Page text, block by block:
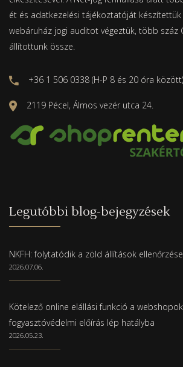
ét és adatkezelési tájékoztatóját
webáruház jogi auditot végeztük, több száz
állítottunk össze.
+36 1 506 0338 (H-P 8 és 20 óra között)
2119 Pécel, Álmos vezér utca 24.
Legutóbbi blog-bejegyzések
NKFH: folytatódik a zöld állítások ellenőrzése
2026.07.06.
Kötelező online elállási funkció a
fogyasztóvédelmi előírás lép hatályba
2026.05.23.